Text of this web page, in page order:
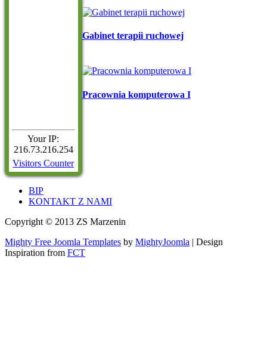
Gabinet terapii ruchowej
Pracownia komputerowa I
Your IP:
216.73.216.254
Visitors Counter
BIP
KONTAKT Z NAMI
Copyright © 2013 ZS Marzenin
Mighty Free Joomla Templates by MightyJoomla | Design
Inspiration from FCT